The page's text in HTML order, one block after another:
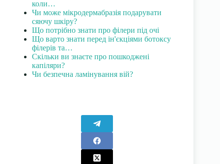
коли…
Чи може мікродермабразія подарувати
сяючу шкіру?
Що потрібно знати про філери під очі
Що варто знати перед ін'єкціями ботоксу
філерів та…
Скільки ви знаєте про пошкоджені
капіляри?
Чи безпечна ламінування вій?